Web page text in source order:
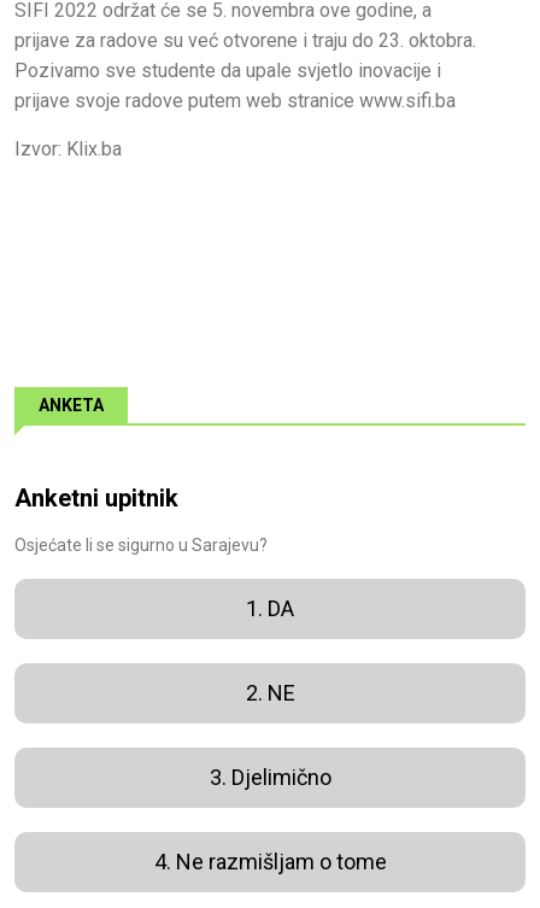
SIFI 2022 održat će se 5. novembra ove godine, a
prijave za radove su već otvorene i traju do 23. oktobra.
Pozivamo sve studente da upale svjetlo inovacije i
prijave svoje radove putem web stranice www.sifi.ba
Izvor: Klix.ba
ANKETA
Anketni upitnik
Osjećate li se sigurno u Sarajevu?
1. DA
2. NE
3. Djelimično
4. Ne razmišljam o tome